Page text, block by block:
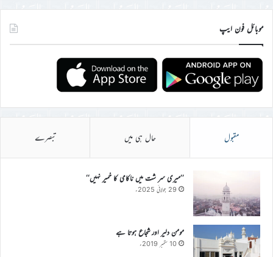
موبائل فون ایپ
مقبول حال ہی میں تبصرے
’’میری سر شت میں ناکامی کا خمیر نہیں‘‘
29 جولائی 2025ء
مومن دلیر اور شجاع ہوتا ہے
10 ستمبر 2019ء